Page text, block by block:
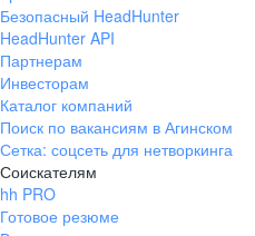
Безопасный HeadHunter
HeadHunter API
Партнерам
Инвесторам
Каталог компаний
Поиск по вакансиям в Агинском
Сетка: соцсеть для нетворкинга
Соискателям
hh PRO
Готовое резюме